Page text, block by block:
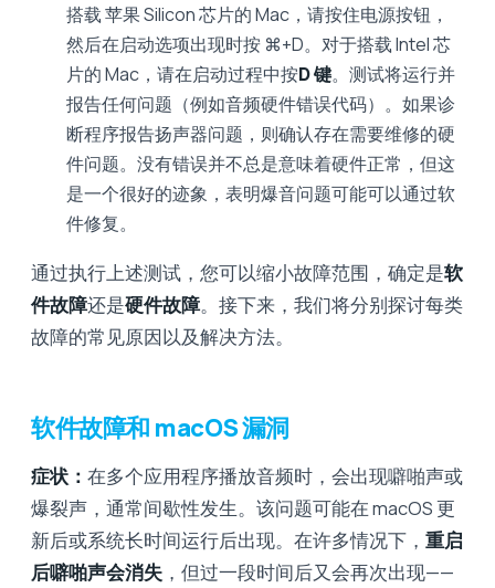
搭载 苹果 Silicon 芯片的 Mac，请按住电源按钮，
然后在启动选项出现时按 ⌘+D。对于搭载 Intel 芯
片的 Mac，请在启动过程中按D 键。测试将运行并
报告任何问题（例如音频硬件错误代码）。如果诊
断程序报告扬声器问题，则确认存在需要维修的硬
件问题。没有错误并不总是意味着硬件正常，但这
是一个很好的迹象，表明爆音问题可能可以通过软
件修复。
通过执行上述测试，您可以缩小故障范围，确定是软
件故障还是硬件故障。接下来，我们将分别探讨每类
故障的常见原因以及解决方法。
软件故障和 macOS 漏洞
症状： 在多个应用程序播放音频时，会出现噼啪声或
爆裂声，通常间歇性发生。该问题可能在 macOS 更
新后或系统长时间运行后出现。在许多情况下， 重启
后噼啪声会消失 ，但过一段时间后又会再次出现——